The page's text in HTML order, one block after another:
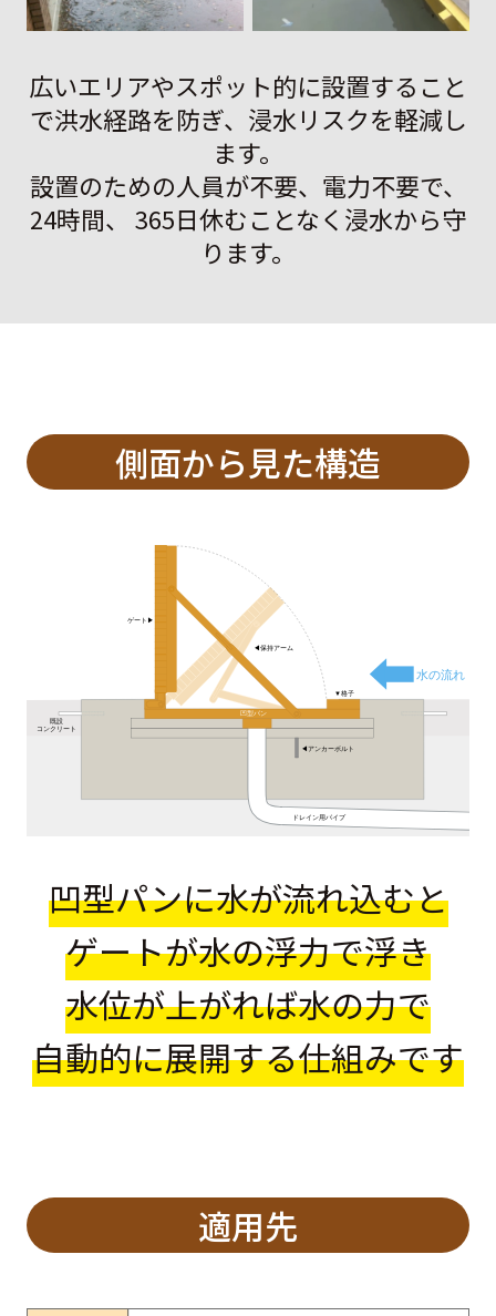
広いエリアやスポット的に設置すること
で洪水経路を防ぎ、浸水リスクを軽減し
ます。
設置のための人員が不要、電力不要で、
24時間、 365日休むことなく浸水から守
ります。
側面から見た構造
凹型パン
ゲート▶︎
既設
コンクリート
▼格子
ドレイン用パイプ
◀︎アンカーボルト
◀︎保持アーム
水の流れ
凹型パンに水が流れ込むと
ゲートが水の浮力で浮き
水位が上がれば水の力で
自動的に展開する仕組みです
適用先